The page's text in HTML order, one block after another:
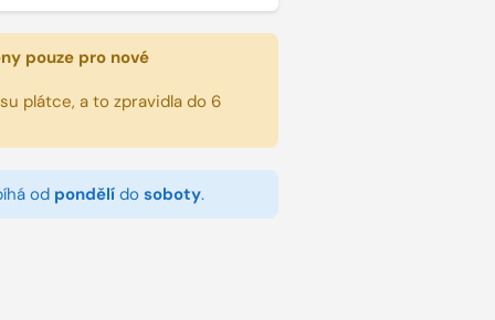
pouze pro nové
plátce, a to zpravidla do 6
od pondělído soboty.